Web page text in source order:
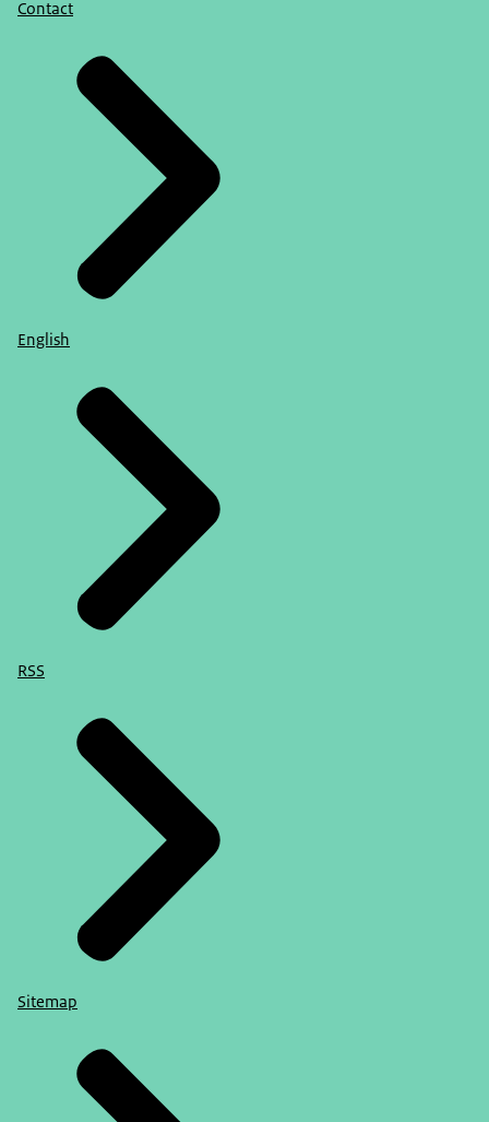
Contact
English
RSS
Sitemap